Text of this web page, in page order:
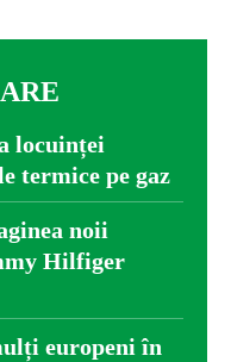
locuinței
termice pe gaz
noii
Hilfiger
europeni în